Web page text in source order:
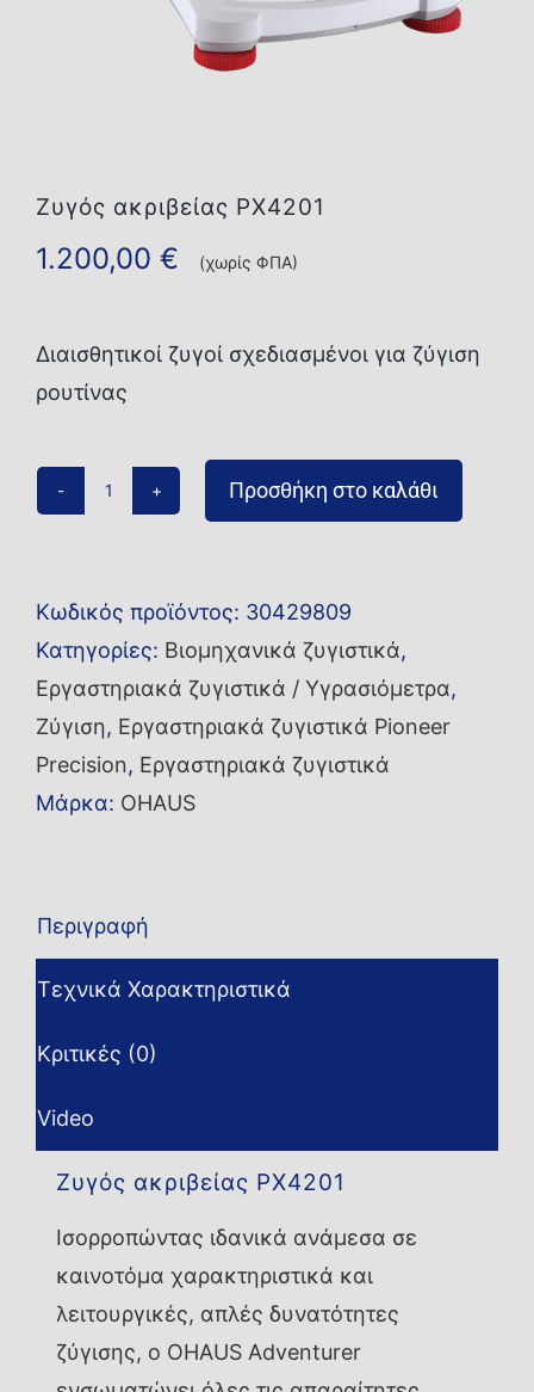
Ζυγός ακριβείας PX4201
1.200,00 € (χωρίς ΦΠΑ)
Διαισθητικοί ζυγοί σχεδιασμένοι για ζύγιση
ρουτίνας
ποσότητα
Προσθήκη στο καλάθι
Κωδικός προϊόντος: 30429809
Κατηγορίες: Βιομηχανικά ζυγιστικά,
Εργαστηριακά ζυγιστικά / Υγρασιόμετρα,
Ζύγιση, Εργαστηριακά ζυγιστικά Pioneer
Precision, Εργαστηριακά ζυγιστικά
Μάρκα: OHAUS
Περιγραφή
Τεχνικά Χαρακτηριστικά
Κριτικές (0)
Video
Ζυγός ακριβείας PX4201
Ισορροπώντας ιδανικά ανάμεσα σε
καινοτόμα χαρακτηριστικά και
λειτουργικές, απλές δυνατότητες
ζύγισης, ο OHAUS Adventurer